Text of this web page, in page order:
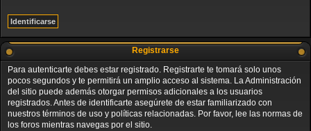
Registrarse
Para autenticarte debes estar registrado. Registrarte te tomará solo unos
pocos segundos y te permitirá un amplio acceso al sistema. La Administración
del sitio puede además otorgar permisos adicionales a los usuarios
registrados. Antes de identificarte asegúrete de estar familiarizado con
nuestros términos de uso y políticas relacionadas. Por favor, lee las normas de
los foros mientras navegas por el sitio.